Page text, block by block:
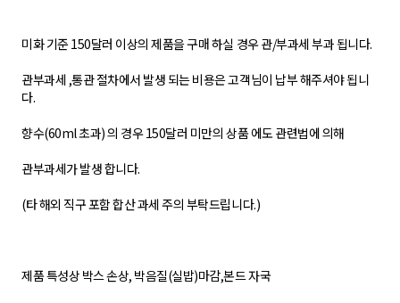
미화 기준 150달러 이상의 제품을 구매 하실 경우 관/부과세 부과 됩니다.
관부과세 ,통관 절차에서 발생 되는 비용은 고객님이 납부 해주셔야 됩니
다.
향수(60ml 초과) 의 경우 150달러 미만의 상품 에도 관련법에 의해
관부과세가 발생 합니다.
(타 해외 직구 포함 합산 과세 주의 부탁드립니다.)
제품 특성상 박스 손상, 박음질(실밥)마감,본드 자국